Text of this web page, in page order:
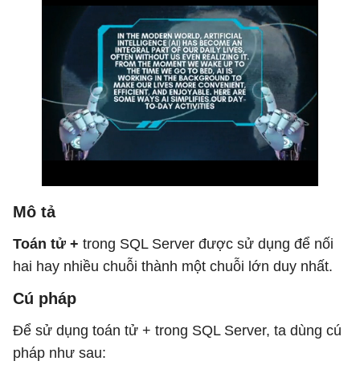
Mô tả
Toán tử + trong SQL Server được sử dụng để nối
hai hay nhiều chuỗi thành một chuỗi lớn duy nhất.
Cú pháp
Để sử dụng toán tử + trong SQL Server, ta dùng cú
pháp như sau: